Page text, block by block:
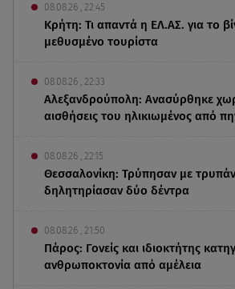
08.08.26 , 22:45
Κρήτη: Τι απαντά η ΕΛ.ΑΣ. για το
μεθυσμένο τουρίστα
08.08.26 , 22:33
Αλεξανδρούπολη: Ανασύρθηκε
αισθήσεις του ηλικιωμένος από
08.08.26 , 22:15
Θεσσαλονίκη: Τρύπησαν με
δηλητηρίασαν δύο δέντρα
08.08.26 , 21:50
Πάρος: Γονείς και ιδιοκτήτης
ανθρωποκτονία από αμέλεια